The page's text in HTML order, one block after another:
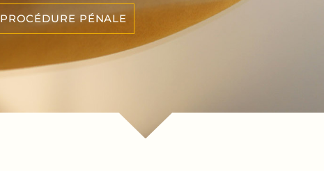
PROCÉDURE PÉNALE